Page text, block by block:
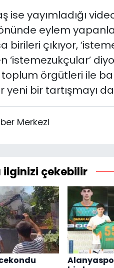
ise yayımladığı
eylem
birileri çıkıyor,
‘istemezukçular’
toplum örgütleri ile
yeni bir tartışmayı
Merkezi
ilginizi çekebilir